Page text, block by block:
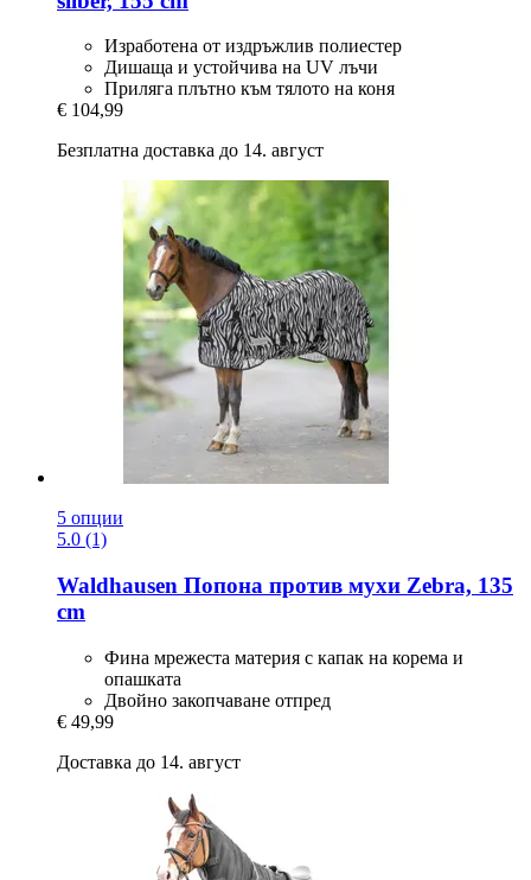
Изработена от издръжлив полиестер
Дишаща и устойчива на UV лъчи
Приляга плътно към тялото на коня
€ 104,99
Безплатна доставка до 14. август
5 опции
5.0 (1)
Waldhausen Попона против мухи Zebra, 135
cm
Фина мрежеста материя с капак на корема и
опашката
Двойно закопчаване отпред
€ 49,99
Доставка до 14. август